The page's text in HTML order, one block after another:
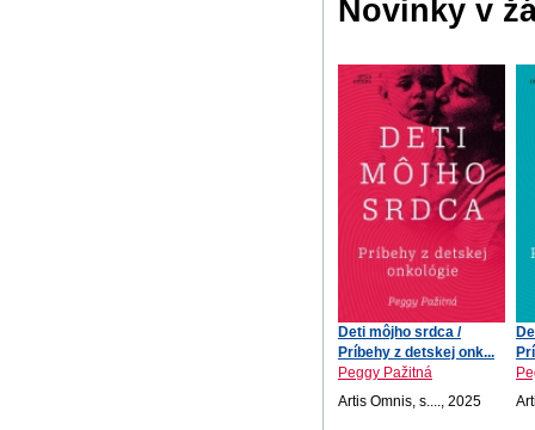
Novinky v
Deti môjho srdca /
Príbehy z detskej onk...
Peggy Pažitná
Artis Omnis, s...., 2025